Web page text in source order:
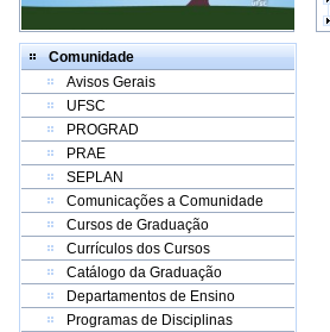
Comunidade
Avisos Gerais
UFSC
PROGRAD
PRAE
SEPLAN
Comunicações a Comunidade
Cursos de Graduação
Currículos dos Cursos
Catálogo da Graduação
Departamentos de Ensino
Programas de Disciplinas